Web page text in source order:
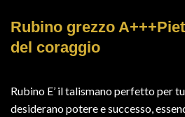
Rubino grezzo
del coraggio
Rubino E’ il talismano perfetto per
desiderano potere e successo,